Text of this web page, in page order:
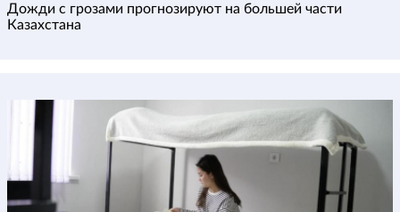
Дожди с грозами прогнозируют на большей части
Казахстана